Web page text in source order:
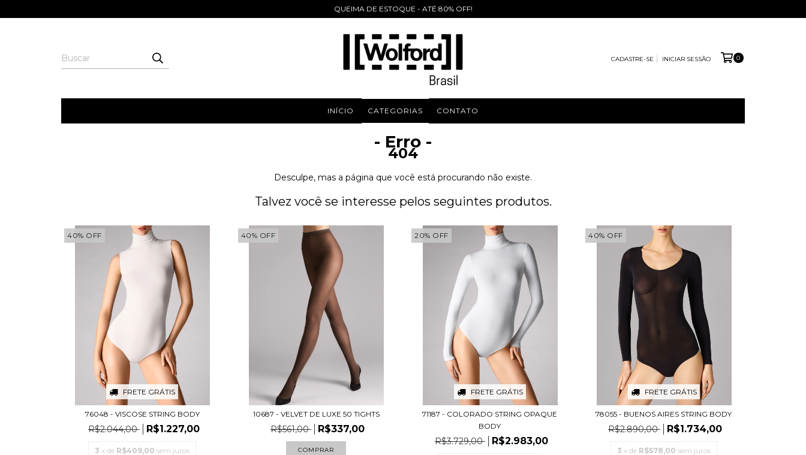
QUEIMA DE ESTOQUE - ATÉ 80% OFF!
CADASTRE-SE INICIAR SESSÃO 0
INÍCIO CATEGORIAS CONTATO
- Erro -
404
Desculpe, mas a página que você está procurando não existe.
Talvez você se interesse pelos seguintes produtos.
40% OFF
FRETE GRÁTIS
76048 - VISCOSE STRING BODY
R$2.044,00 R$1.227,00
3 x de R$409,00 sem juros
40% OFF
10687 - VELVET DE LUXE 50 TIGHTS
R$561,00 R$337,00
COMPRAR
20% OFF
FRETE GRÁTIS
71187 - COLORADO STRING OPAQUE
BODY
R$3.729,00 R$2.983,00
40% OFF
FRETE GRÁTIS
78055 - BUENOS AIRES STRING BODY
R$2.890,00 R$1.734,00
3 x de R$578,00 sem juros